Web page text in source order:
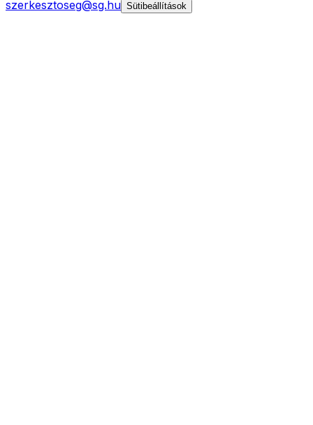
szerkesztoseg@sg.hu Sütibeállítások